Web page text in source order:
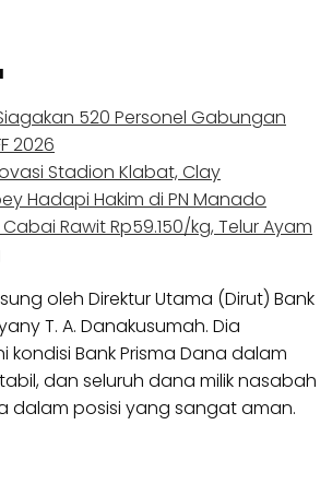
520 Personel Gabungan
2026
Stadion Klabat, Clay
Hadapi Hakim di PN Manado
Cabai Rawit Rp59.150/kg, Telur Ayam
oleh Direktur Utama (Dirut) Bank
T. A. Danakusumah. Dia
kondisi Bank Prisma Dana dalam
dan seluruh dana milik nasabah
dalam posisi yang sangat aman.